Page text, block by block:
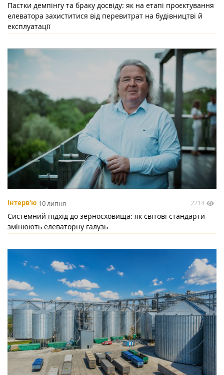
Пастки демпінгу та браку досвіду: як на етапі проєктування
елеватора захиститися від перевитрат на будівництві й
експлуатації
Інтерв'ю 10 липня 2214
Системний підхід до зерносховища: як світові стандарти
змінюють елеваторну галузь